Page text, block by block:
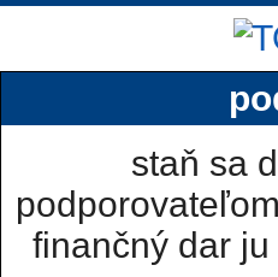
staň sa
finančný dar